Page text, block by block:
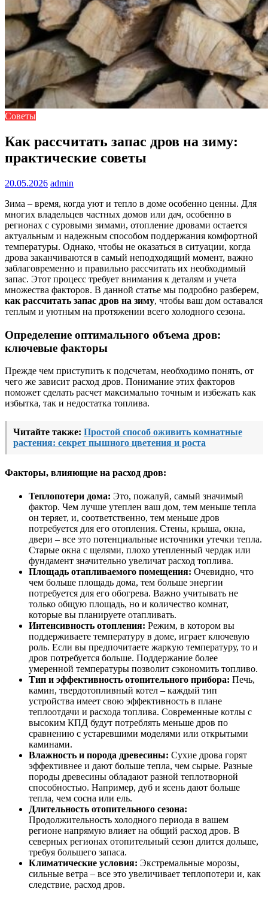
Советы
Как рассчитать запас дров на зиму:
практические советы
20.05.2026 admin
Зима – время, когда уют и тепло в доме особенно ценны. Для
многих владельцев частных домов или дач, особенно в
регионах с суровыми зимами, отопление дровами остается
актуальным и надежным способом поддержания комфортной
температуры. Однако, чтобы не оказаться в ситуации, когда
дрова заканчиваются в самый неподходящий момент, важно
заблаговременно и правильно рассчитать их необходимый
запас. Этот процесс требует внимания к деталям и учета
множества факторов. В данной статье мы подробно разберем,
как рассчитать запас дров на зиму, чтобы ваш дом оставался
теплым и уютным на протяжении всего холодного сезона.
Определение оптимального объема дров:
ключевые факторы
Прежде чем приступить к подсчетам, необходимо понять, от
чего же зависит расход дров. Понимание этих факторов
поможет сделать расчет максимально точным и избежать как
избытка, так и недостатка топлива.
Читайте также: Простой способ оживить комнатные
растения: секрет пышного цветения и роста
Факторы, влияющие на расход дров:
Теплопотери дома: Это, пожалуй, самый значимый
фактор. Чем лучше утеплен ваш дом, тем меньше тепла
он теряет, и, соответственно, тем меньше дров
потребуется для его отопления. Стены, крыша, окна,
двери – все это потенциальные источники утечки тепла.
Старые окна с щелями, плохо утепленный чердак или
фундамент значительно увеличат расход топлива.
Площадь отапливаемого помещения: Очевидно, что
чем больше площадь дома, тем больше энергии
потребуется для его обогрева. Важно учитывать не
только общую площадь, но и количество комнат,
которые вы планируете отапливать.
Интенсивность отопления: Режим, в котором вы
поддерживаете температуру в доме, играет ключевую
роль. Если вы предпочитаете жаркую температуру, то и
дров потребуется больше. Поддержание более
умеренной температуры позволит сэкономить топливо.
Тип и эффективность отопительного прибора: Печь,
камин, твердотопливный котел – каждый тип
устройства имеет свою эффективность в плане
теплоотдачи и расхода топлива. Современные котлы с
высоким КПД будут потреблять меньше дров по
сравнению с устаревшими моделями или открытыми
каминами.
Влажность и порода древесины: Сухие дрова горят
эффективнее и дают больше тепла, чем сырые. Разные
породы древесины обладают разной теплотворной
способностью. Например, дуб и ясень дают больше
тепла, чем сосна или ель.
Длительность отопительного сезона:
Продолжительность холодного периода в вашем
регионе напрямую влияет на общий расход дров. В
северных регионах отопительный сезон длится дольше,
требуя большего запаса.
Климатические условия: Экстремальные морозы,
сильные ветра – все это увеличивает теплопотери и, как
следствие, расход дров.